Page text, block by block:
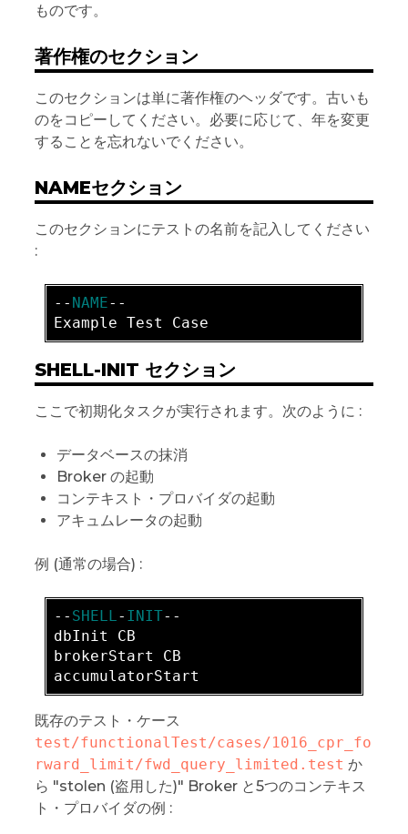
ものです。
著作権のセクション
このセクションは単に著作権のヘッダです。古いも
のをコピーしてください。必要に応じて、年を変更
することを忘れないでください。
NAMEセクション
このセクションにテストの名前を記入してください
:
- - NAME
SHELL-INIT セクション
ここで初期化タスクが実行されます。次のように :
データベースの抹消
Broker の起動
コンテキスト・プロバイダの起動
アキュムレータの起動
例 (通常の場合) :
- - SHELL - INIT
dbInit CB
brokerStart CB
既存のテスト・ケース
test/functionalTest/cases/1016_cpr_fo
rward_limit/fwd_query_limited.test か
ら "stolen (盗用した)" Broker と5つのコンテキス
ト・プロバイダの例 :